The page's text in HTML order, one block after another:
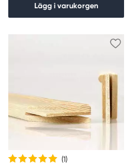
Lägg i varukorgen
(1)